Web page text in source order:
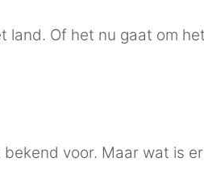
Of het nu gaat om
voor. Maar wat is